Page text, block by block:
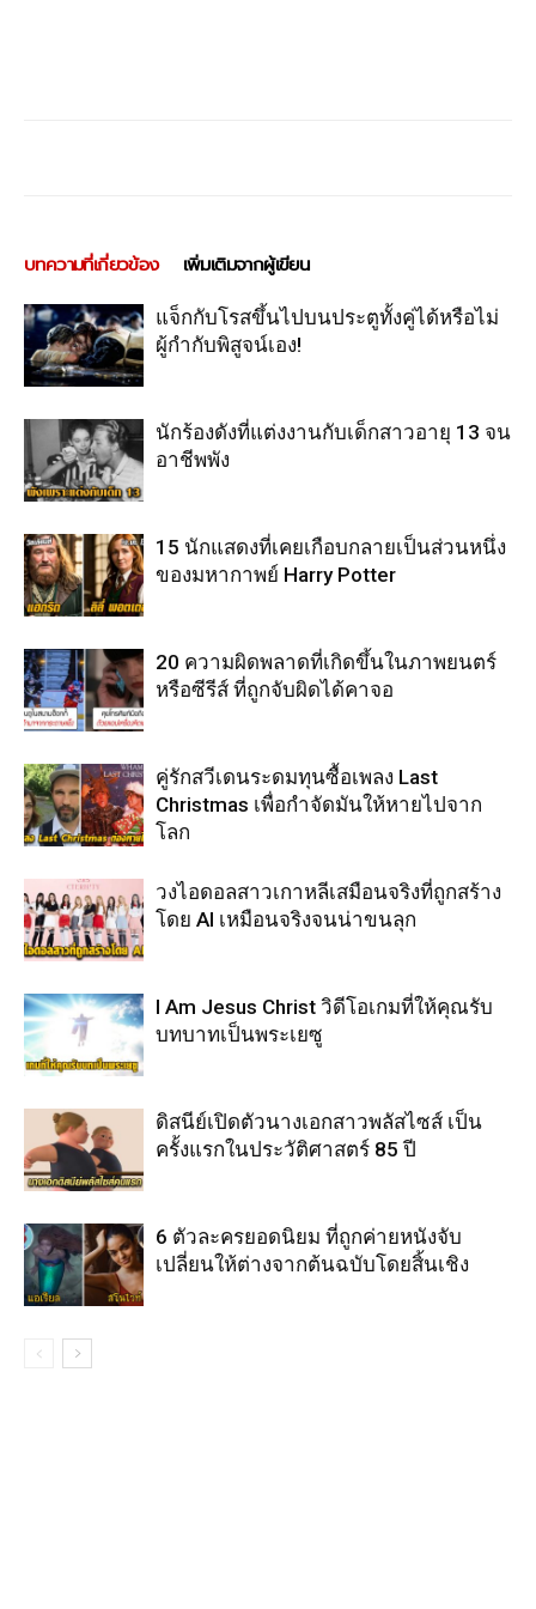
บทความที่เกี่ยวข้อง เพิ่มเติมจากผู้เขียน
แจ็กกับโรสขึ้นไปบนประตูทั้งคู่ได้หรือไม่
ผู้กำกับพิสูจน์เอง!
นักร้องดังที่แต่งงานกับเด็กสาวอายุ 13 จน
อาชีพพัง
15 นักแสดงที่เคยเกือบกลายเป็นส่วนหนึ่ง
ของมหากาพย์ Harry Potter
20 ความผิดพลาดที่เกิดขึ้นในภาพยนตร์
หรือซีรีส์ ที่ถูกจับผิดได้คาจอ
คู่รักสวีเดนระดมทุนซื้อเพลง Last
Christmas เพื่อกำจัดมันให้หายไปจาก
โลก
วงไอดอลสาวเกาหลีเสมือนจริงที่ถูกสร้าง
โดย AI เหมือนจริงจนน่าขนลุก
I Am Jesus Christ วิดีโอเกมที่ให้คุณรับ
บทบาทเป็นพระเยซู
ดิสนีย์เปิดตัวนางเอกสาวพลัสไซส์ เป็น
ครั้งแรกในประวัติศาสตร์ 85 ปี
6 ตัวละครยอดนิยม ที่ถูกค่ายหนังจับ
เปลี่ยนให้ต่างจากต้นฉบับโดยสิ้นเชิง